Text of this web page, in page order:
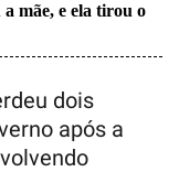
mãe, e ela tirou o
dois
após a